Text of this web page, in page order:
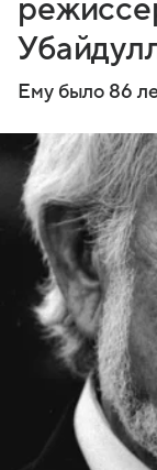
Ему было 86